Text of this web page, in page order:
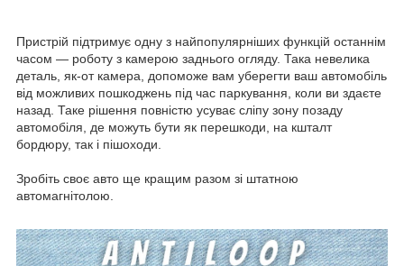
Пристрій підтримує одну з найпопулярніших функцій останнім
часом — роботу з камерою заднього огляду. Така невелика
деталь, як-от камера, допоможе вам уберегти ваш автомобіль
від можливих пошкоджень під час паркування, коли ви здаєте
назад. Таке рішення повністю усуває сліпу зону позаду
автомобіля, де можуть бути як перешкоди, на кшталт
бордюру, так і пішоходи.
Зробіть своє авто ще кращим разом зі штатною
автомагнітолою.